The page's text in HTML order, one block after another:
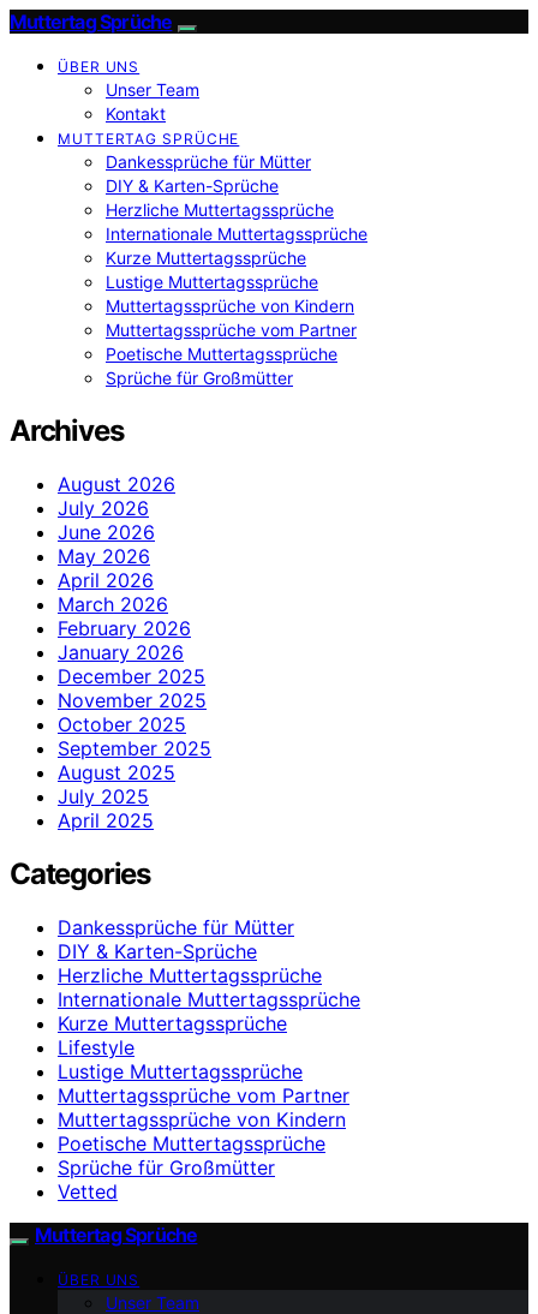
Muttertag Sprüche
ÜBER UNS
Unser Team
Kontakt
MUTTERTAG SPRÜCHE
Dankessprüche für Mütter
DIY & Karten-Sprüche
Herzliche Muttertagssprüche
Internationale Muttertagssprüche
Kurze Muttertagssprüche
Lustige Muttertagssprüche
Muttertagssprüche von Kindern
Muttertagssprüche vom Partner
Poetische Muttertagssprüche
Sprüche für Großmütter
Archives
August 2026
July 2026
June 2026
May 2026
April 2026
March 2026
February 2026
January 2026
December 2025
November 2025
October 2025
September 2025
August 2025
July 2025
April 2025
Categories
Dankessprüche für Mütter
DIY & Karten-Sprüche
Herzliche Muttertagssprüche
Internationale Muttertagssprüche
Kurze Muttertagssprüche
Lifestyle
Lustige Muttertagssprüche
Muttertagssprüche vom Partner
Muttertagssprüche von Kindern
Poetische Muttertagssprüche
Sprüche für Großmütter
Vetted
Muttertag Sprüche
ÜBER UNS
Unser Team